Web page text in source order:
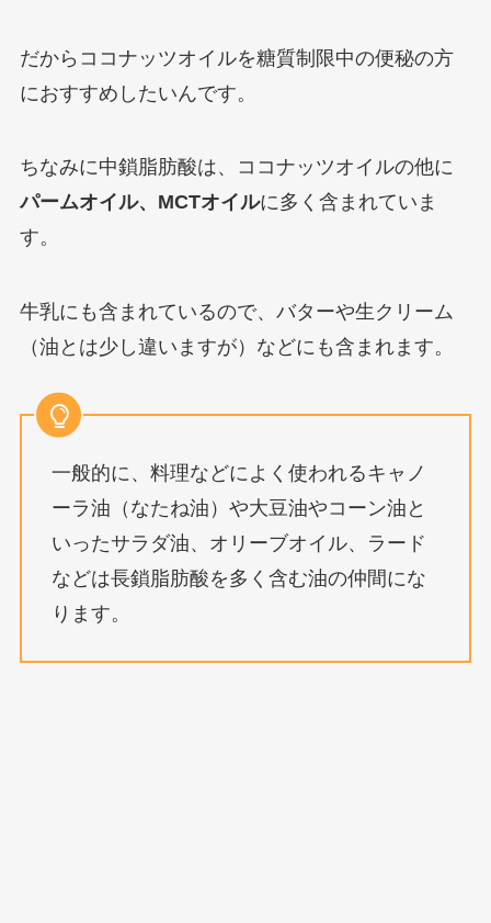
だからココナッツオイルを糖質制限中の便秘の方
におすすめしたいんです。
ちなみに中鎖脂肪酸は、ココナッツオイルの他に
パームオイル、MCTオイルに多く含まれていま
す。
牛乳にも含まれているので、バターや生クリーム
（油とは少し違いますが）などにも含まれます。
一般的に、料理などによく使われるキャノ
ーラ油（なたね油）や大豆油やコーン油と
いったサラダ油、オリーブオイル、ラード
などは長鎖脂肪酸を多く含む油の仲間にな
ります。